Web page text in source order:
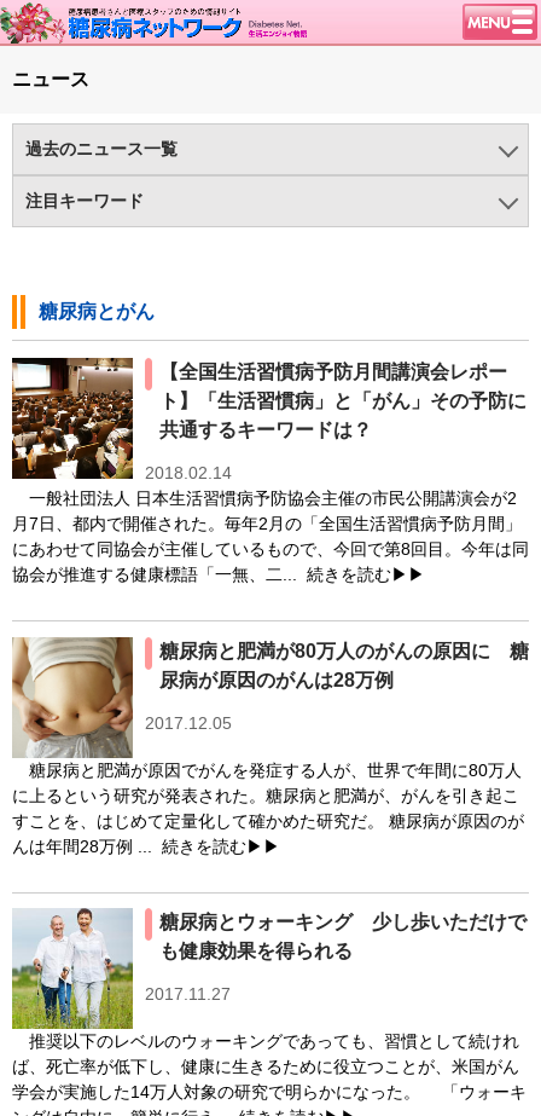
学会・イベント
糖尿病のきほん
腎臓の健康道
インスリンポンプ
血糖トレンド
グリコアルブミン
特集・連載 一覧へ
1型ライフ
ニュース
過去のニュース一覧
2025年 2024年
2019年 2018年 2017年 2016年 2015年 2014年
2007年 2006年
注目キーワード
メンタルヘルス（279) ライフスタイル（925)
世界糖尿病デー（90) 医療の進歩（497)
医薬品/インスリン（648)
糖尿病と肥満（466) 糖尿病の検査（HbA1c 他）（583)
糖尿病の統計（27) 糖尿病の診断基準（43)
糖尿病予備群（307) 糖尿病合併症（1175)
血糖自己測定（SMBG）（142)
食事療法（1318)
糖尿病とがん
【全国生活習慣病予防月間講演会レポー
ト】「生活習慣病」と「がん」その予防に
共通するキーワードは？
2018.02.14
一般社団法人 日本生活習慣病予防協会主催の市民公開講演会が2
月7日、都内で開催された。毎年2月の「全国生活習慣病予防月間」
にあわせて同協会が主催しているもので、今回で第8回目。今年は同
協会が推進する健康標語「一無、二... 続きを読む▶▶
糖尿病と肥満が80万人のがんの原因に 糖
尿病が原因のがんは28万例
2017.12.05
糖尿病と肥満が原因でがんを発症する人が、世界で年間に80万人
に上るという研究が発表された。糖尿病と肥満が、がんを引き起こ
すことを、はじめて定量化して確かめた研究だ。 糖尿病が原因のが
んは年間28万例 ... 続きを読む▶▶
糖尿病とウォーキング 少し歩いただけで
も健康効果を得られる
2017.11.27
推奨以下のレベルのウォーキングであっても、習慣として続けれ
ば、死亡率が低下し、健康に生きるために役立つことが、米国がん
学会が実施した14万人対象の研究で明らかになった。 「ウォーキ